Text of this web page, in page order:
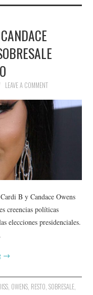
LEAVE A COMMENT
B y Candace Owens
creencias políticas
elecciones presidenciales.
→
, OWENS, RESTO, SOBRESALE,